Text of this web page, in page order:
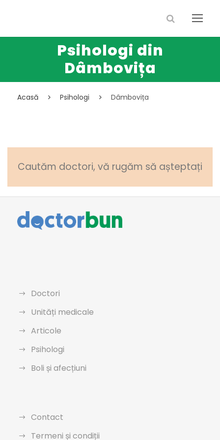
Psihologi din
Dâmbovița
Acasă Psihologi Dâmbovița
Cautăm doctori, vă rugăm să așteptați
Doctori
Unități medicale
Articole
Psihologi
Boli și afecțiuni
Contact
Termeni și condiții